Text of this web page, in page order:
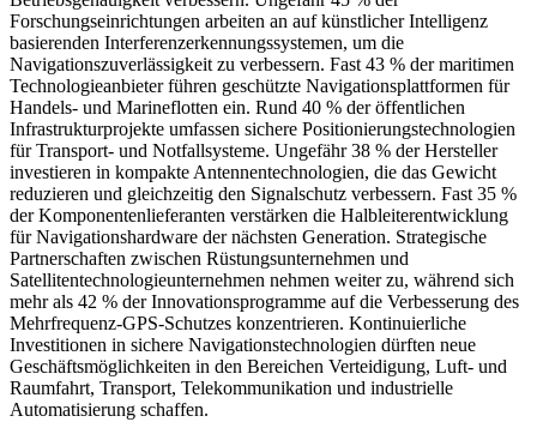
Forschungseinrichtungen arbeiten an auf künstlicher Intelligenz
basierenden Interferenzerkennungssystemen, um die
Navigationszuverlässigkeit zu verbessern. Fast 43 % der maritimen
Technologieanbieter führen geschützte Navigationsplattformen für
Handels- und Marineflotten ein. Rund 40 % der öffentlichen
Infrastrukturprojekte umfassen sichere Positionierungstechnologien
für Transport- und Notfallsysteme. Ungefähr 38 % der Hersteller
investieren in kompakte Antennentechnologien, die das Gewicht
reduzieren und gleichzeitig den Signalschutz verbessern. Fast 35 %
der Komponentenlieferanten verstärken die Halbleiterentwicklung
für Navigationshardware der nächsten Generation. Strategische
Partnerschaften zwischen Rüstungsunternehmen und
Satellitentechnologieunternehmen nehmen weiter zu, während sich
mehr als 42 % der Innovationsprogramme auf die Verbesserung des
Mehrfrequenz-GPS-Schutzes konzentrieren. Kontinuierliche
Investitionen in sichere Navigationstechnologien dürften neue
Geschäftsmöglichkeiten in den Bereichen Verteidigung, Luft- und
Raumfahrt, Transport, Telekommunikation und industrielle
Automatisierung schaffen.